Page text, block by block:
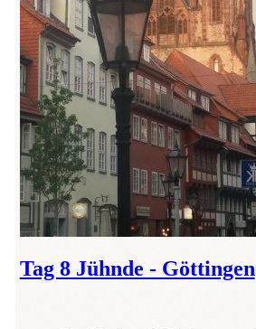
Tag 8 Jühnde - Göttingen